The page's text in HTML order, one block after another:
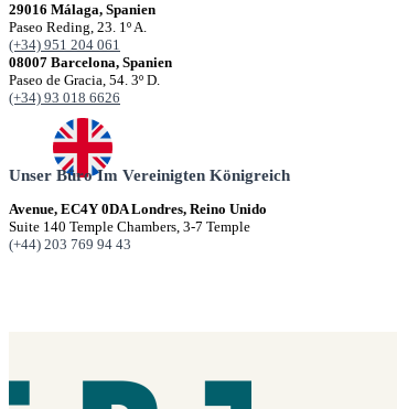
29016 Málaga, Spanien
Paseo Reding, 23. 1º A.
(+34) 951 204 061
08007 Barcelona, Spanien
Paseo de Gracia, 54. 3º D.
(+34) 93 018 6626
Unser Büro Im Vereinigten Königreich
Avenue, EC4Y 0DA Londres, Reino Unido
Suite 140 Temple Chambers, 3-7 Temple
(+44) 203 769 94 43